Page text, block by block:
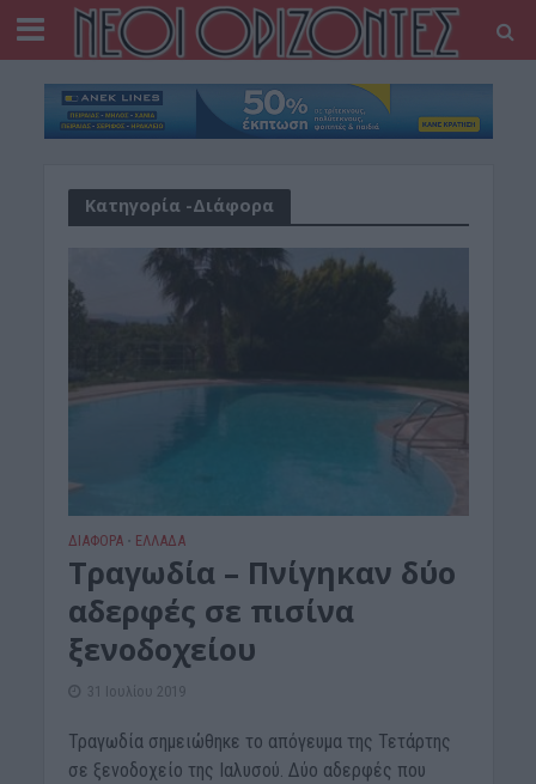
Κατηγορία -Διάφορα
ΔΙΆΦΟΡΑ • ΕΛΛΑΔΑ
Τραγωδία – Πνίγηκαν δύο
αδερφές σε πισίνα
ξενοδοχείου
31 Ιουλίου 2019
Τραγωδία σημειώθηκε το απόγευμα της Τετάρτης
σε ξενοδοχείο της Ιαλυσού. Δύο αδερφές που